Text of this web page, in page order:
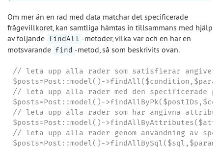
Om mer än en rad med data matchar det specificerade
frågevillkoret, kan samtliga hämtas in tillsammans med hjälp
av följande findAll -metoder, vilka var och en har en
motsvarande find -metod, så som beskrivits ovan.
// leta upp alla rader som satisfierar
$posts=Post::model()-
// leta upp alla rader med den specificerade
$posts=Post::model()-
// leta upp alla rader som har angivna
$posts=Post::model()-
// leta upp alla rader genom användning av
$posts=Post::model()-